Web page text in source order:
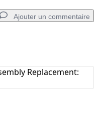
Ajouter un commentaire